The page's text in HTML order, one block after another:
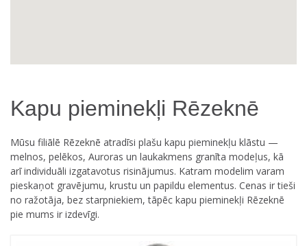
Kapu pieminekļi Rēzeknē
Mūsu filiālē Rēzeknē atradīsi plašu kapu pieminekļu klāstu —
melnos, pelēkos, Auroras un laukakmens granīta modeļus, kā
arī individuāli izgatavotus risinājumus. Katram modelim varam
pieskaņot gravējumu, krustu un papildu elementus. Cenas ir tieši
no ražotāja, bez starpniekiem, tāpēc kapu pieminekļi Rēzeknē
pie mums ir izdevīgi.